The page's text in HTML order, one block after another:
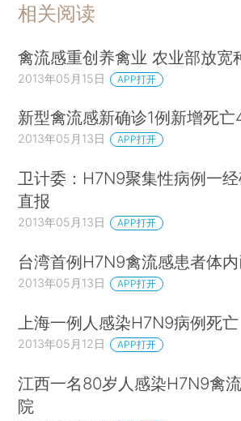
相关阅读
禽流感重创养禽业 农业部放宽
2013年05月15日 APP打开
新型禽流感新确诊1例新增死亡
2013年05月13日 APP打开
卫计委：H7N9聚集性病例一
直报
2013年05月13日 APP打开
台湾首例H7N9禽流感患者体
2013年05月13日 APP打开
上海一例人感染H7N9病例死亡
2013年05月12日 APP打开
江西一名80岁人感染H7N9禽
院